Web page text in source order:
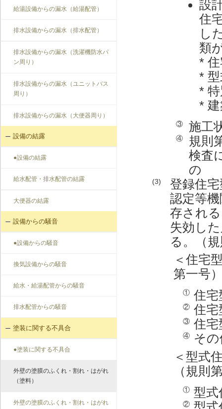
給湯設備からの漏水（給湯配管）
排水設備からの漏水（排水配管）
排水設備からの漏水（洗濯機防水パ
ン周り）
排水設備からの漏水（ユニットバス
周り）
排水設備からの漏水（大便器周り）
設備の結露
●設備の結露
給水配管・排水配管の結露
大便器の結露
設備からの騒音
●設備からの騒音
換気設備からの騒音
給水・給湯配管からの騒音
排水配管からの騒音
塗装に関する不具合
●塗装に関する不具合
外壁の塗膜のふくれ・割れ・はがれ
（塗料）
外壁の塗膜のふくれ・割れ・はがれ
設
住
し
類
*
*
*
*
③ 施工
④
規則
検査
の
(3)
登録住
認定等
存され
失効し
る。（
＜住宅
第一号
① 住宅
② 住宅
③ 住宅
④
そ
＜型式
（規則
① 型式
②